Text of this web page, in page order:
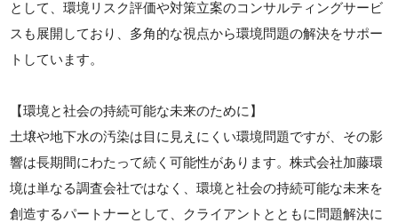
として、環境リスク評価や対策立案のコンサルティングサービ
スも展開しており、多角的な視点から環境問題の解決をサポー
トしています。
【環境と社会の持続可能な未来のために】
土壌や地下水の汚染は目に見えにくい環境問題ですが、その影
響は長期間にわたって続く可能性があります。株式会社加藤環
境は単なる調査会社ではなく、環境と社会の持続可能な未来を
創造するパートナーとして、クライアントとともに問題解決に